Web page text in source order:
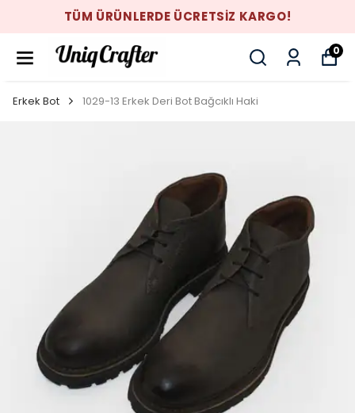
TÜM ÜRÜNLERDE ÜCRETSİZ KARGO!
0
Erkek Bot 1029-13 Erkek Deri Bot Bağcıklı Haki